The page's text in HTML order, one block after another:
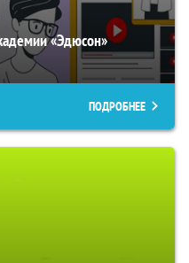
«Эдюсон»
ПОДРОБНЕЕ